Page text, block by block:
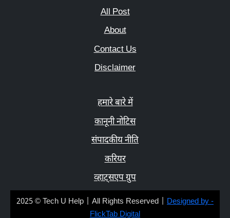
All Post
About
Contact Us
Disclaimer
हमारे बारे में
कानूनी नोटिस
संपादकीय नीति
करियर
व्हाट्सएप ग्रुप
2025 © Tech U Help | All Rights Reserved | Designed by -
FlickTab Digital